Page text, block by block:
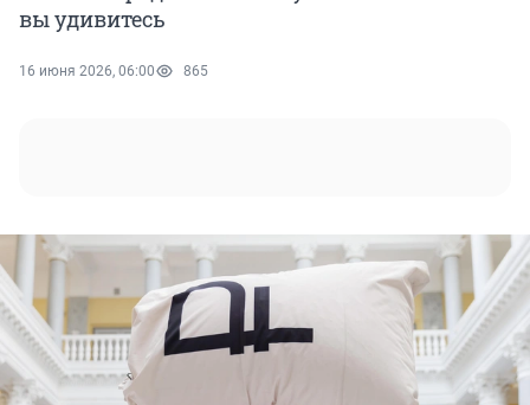
вы удивитесь
16 июня 2026, 06:00 865